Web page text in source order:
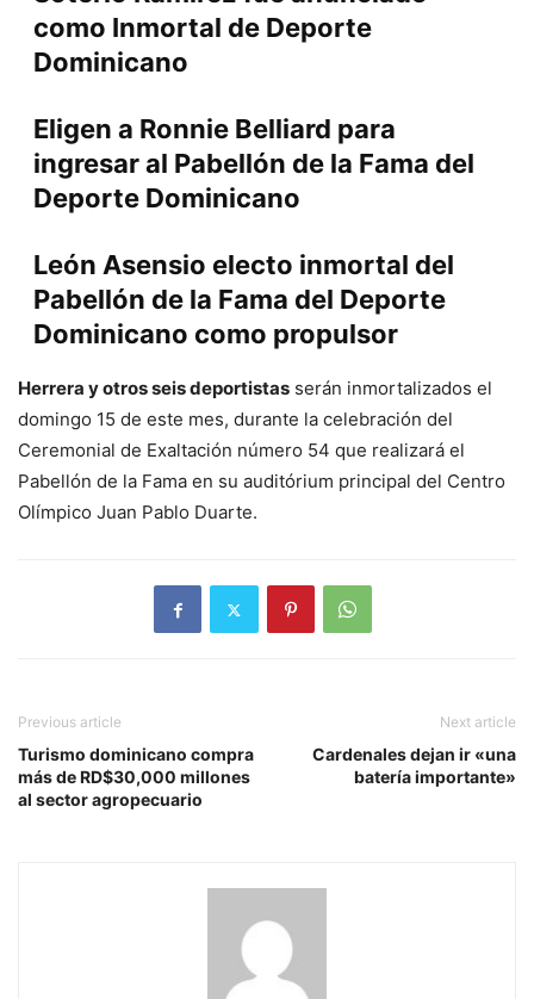
como Inmortal de Deporte
Dominicano
Eligen a Ronnie Belliard para
ingresar al Pabellón de la Fama del
Deporte Dominicano
León Asensio electo inmortal del
Pabellón de la Fama del Deporte
Dominicano como propulsor
Herrera y otros seis deportistas serán inmortalizados el
domingo 15 de este mes, durante la celebración del
Ceremonial de Exaltación número 54 que realizará el
Pabellón de la Fama en su auditórium principal del Centro
Olímpico Juan Pablo Duarte.
Previous article
Turismo dominicano compra
más de RD$30,000 millones
al sector agropecuario
Next article
Cardenales dejan ir «una
batería importante»